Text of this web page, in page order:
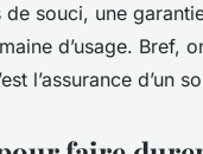
de souci, une
d’usage. Bref,
l’assurance d’un